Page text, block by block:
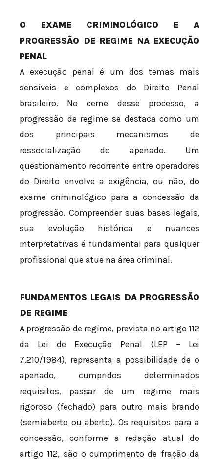
O EXAME CRIMINOLÓGICO E A
PROGRESSÃO DE REGIME NA EXECUÇÃO
PENAL
A execução penal é um dos temas mais
sensíveis e complexos do Direito Penal
brasileiro. No cerne desse processo, a
progressão de regime se destaca como um
dos principais mecanismos de
ressocialização do apenado. Um
questionamento recorrente entre operadores
do Direito envolve a exigência, ou não, do
exame criminológico para a concessão da
progressão. Compreender suas bases legais,
sua evolução histórica e nuances
interpretativas é fundamental para qualquer
profissional que atue na área criminal.
FUNDAMENTOS LEGAIS DA PROGRESSÃO
DE REGIME
A progressão de regime, prevista no artigo 112
da Lei de Execução Penal (LEP – Lei
7.210/1984), representa a possibilidade de o
apenado, cumpridos determinados
requisitos, passar de um regime mais
rigoroso (fechado) para outro mais brando
(semiaberto ou aberto). Os requisitos para a
concessão, conforme a redação atual do
artigo 112, são o cumprimento de fração da